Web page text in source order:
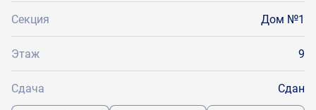
Секция Дом №1
Этаж 9
Сдача Сдан